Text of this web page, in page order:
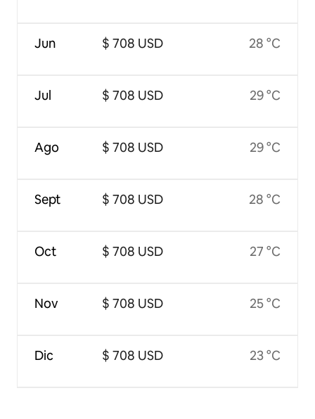
Jun
Jul
Ago
Sept
Oct
Nov
Dic
$ 708 USD
$ 708 USD
$ 708 USD
$ 708 USD
$ 708 USD
$ 708 USD
$ 708 USD
28 °C
29 °C
29 °C
28 °C
27 °C
25 °C
23 °C